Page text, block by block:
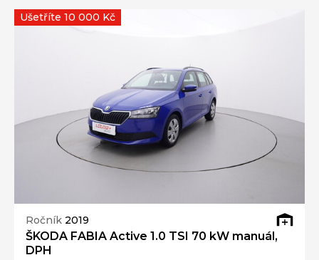
Ročník 2019
ŠKODA FABIA Active 1.0 TSI 70 kW manuál,
DPH
Ušetříte 10 000 Kč